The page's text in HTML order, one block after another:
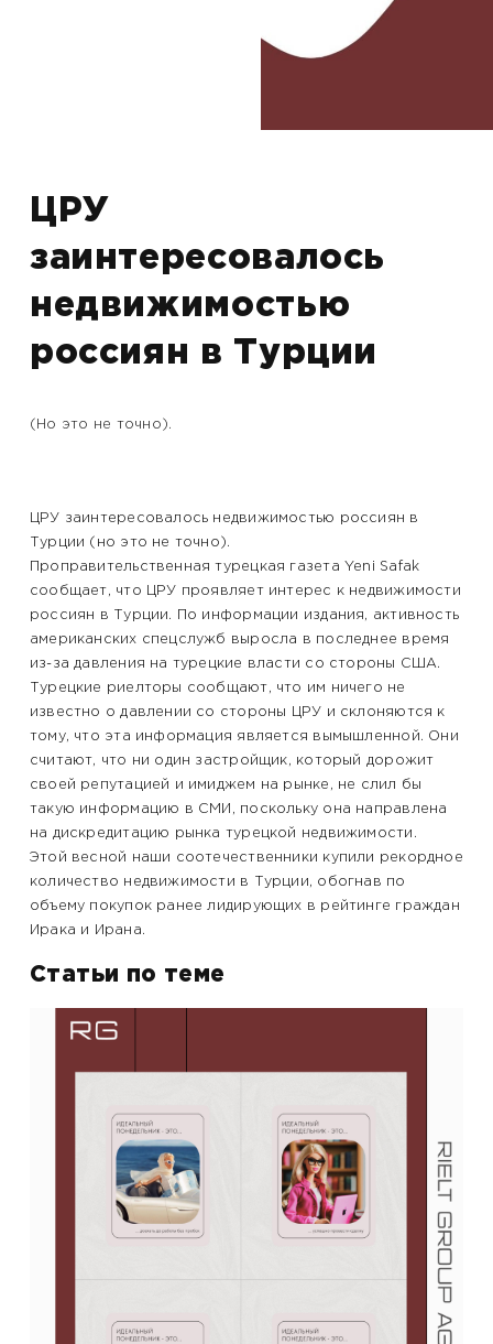
ЦРУ
заинтересовалось
недвижимостью
россиян в Турции
(Но это не точно).
ЦРУ заинтересовалось недвижимостью россиян в
Турции (но это не точно).
Проправительственная турецкая газета Yeni Safak
сообщает, что ЦРУ проявляет интерес к недвижимости
россиян в Турции. По информации издания, активность
американских спецслужб выросла в последнее время
из-за давления на турецкие власти со стороны США.
Турецкие риелторы сообщают, что им ничего не
известно о давлении со стороны ЦРУ и склоняются к
тому, что эта информация является вымышленной. Они
считают, что ни один застройщик, который дорожит
своей репутацией и имиджем на рынке, не слил бы
такую информацию в СМИ, поскольку она направлена
на дискредитацию рынка турецкой недвижимости.
Этой весной наши соотечественники купили рекордное
количество недвижимости в Турции, обогнав по
объему покупок ранее лидирующих в рейтинге граждан
Ирака и Ирана.
Статьи по теме